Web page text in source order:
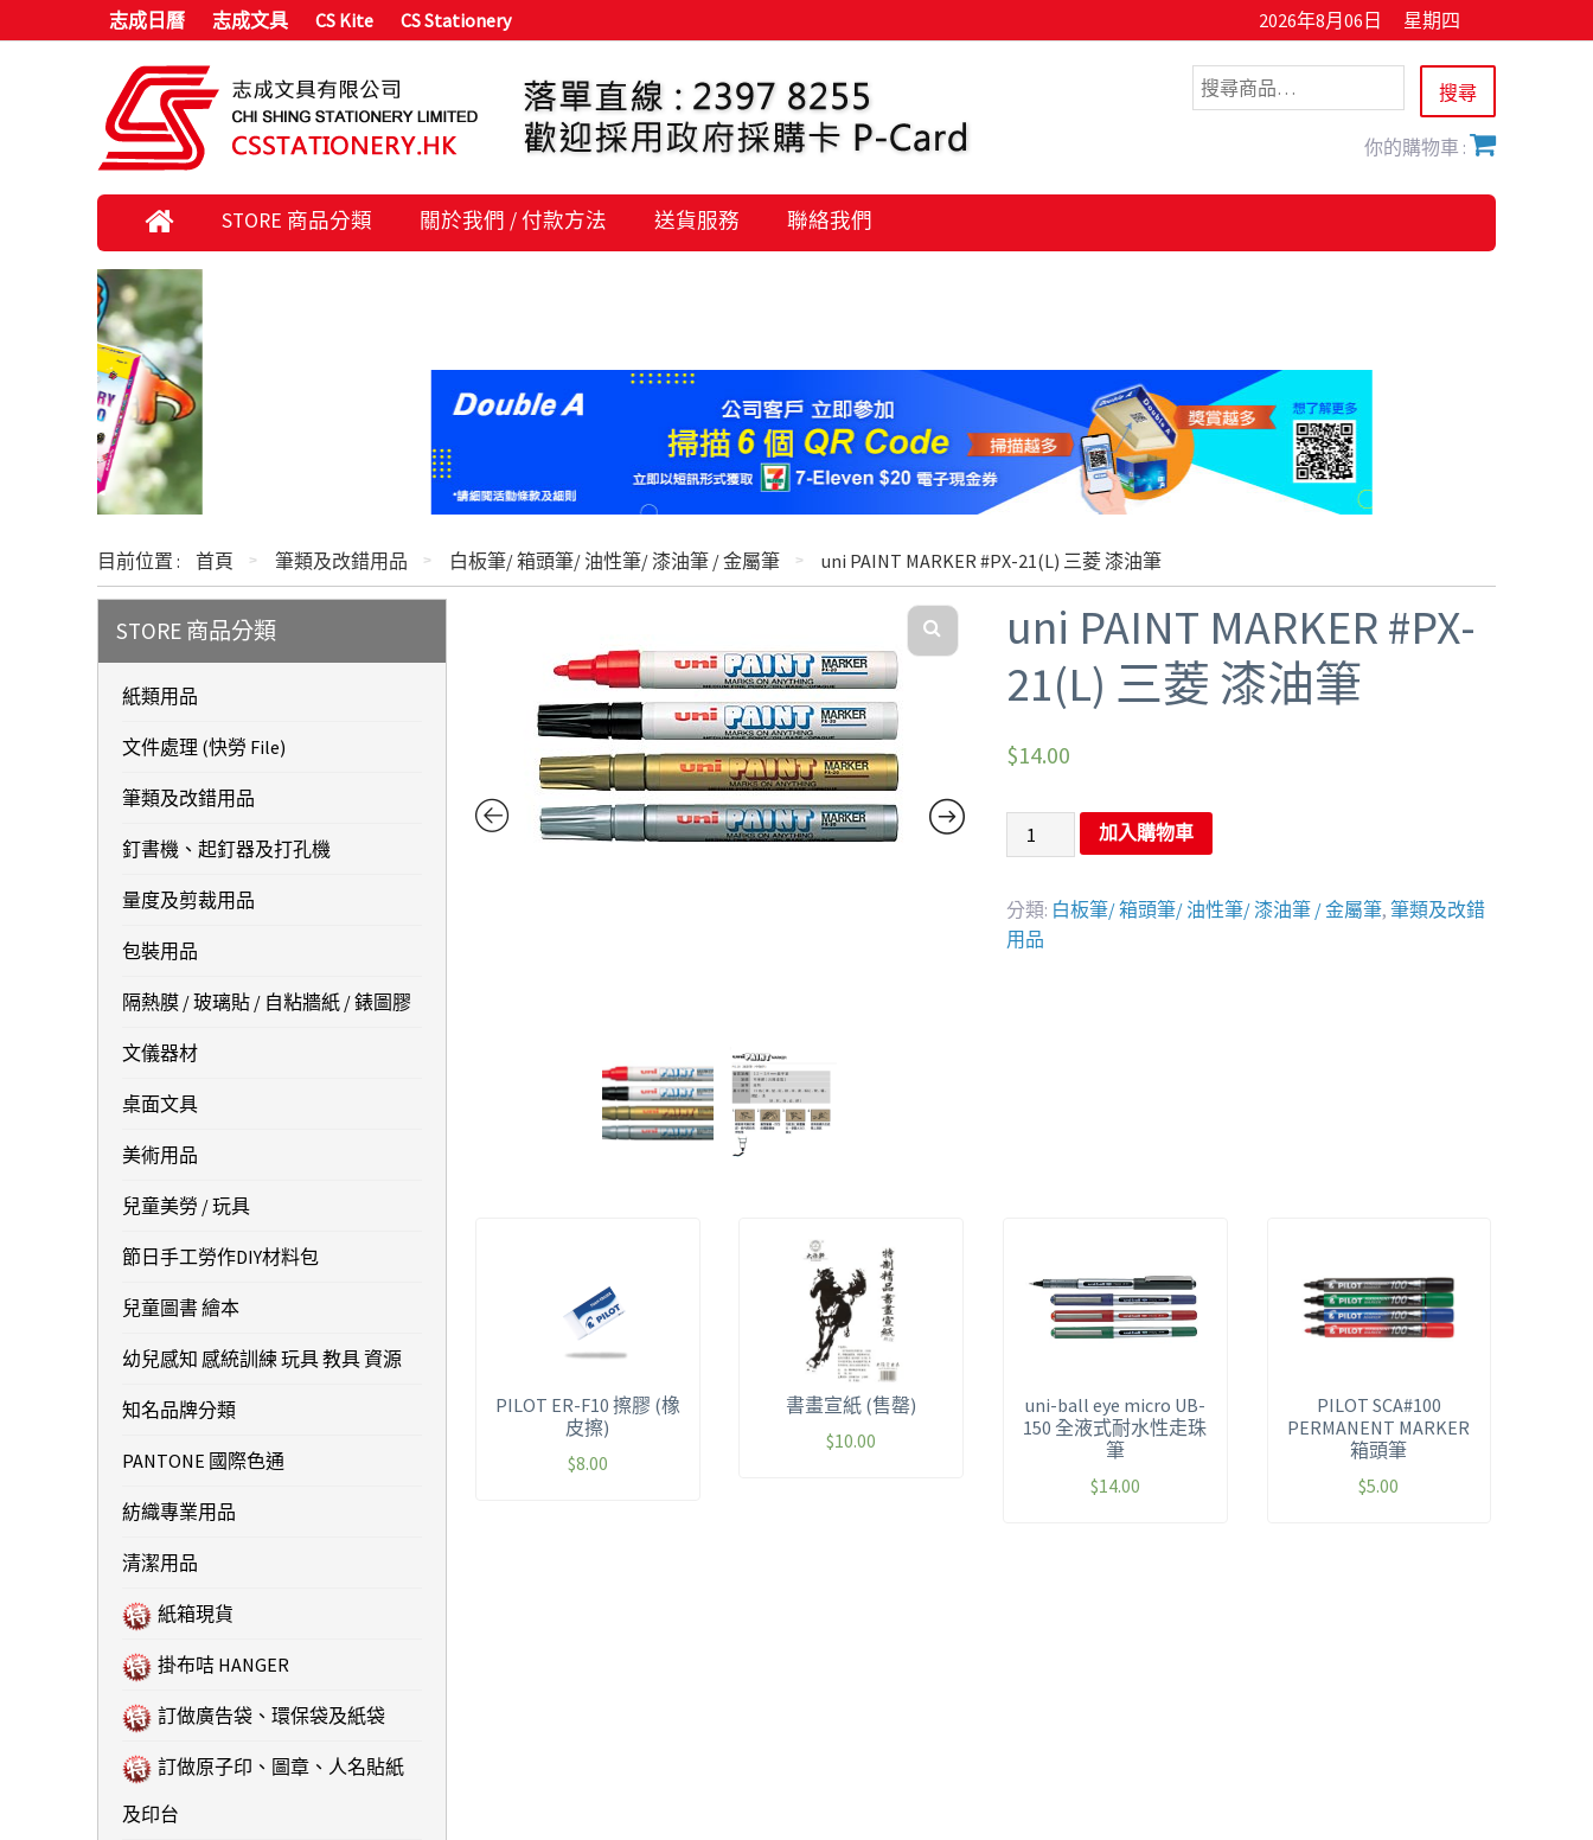
志成日曆 志成文具 CS Kite CS Stationery 2026年8月06日 星期四
你的購物車 :
STORE 商品分類 關於我們 / 付款方法 送貨服務 聯絡我們
目前位置 : 首頁 筆類及改錯用品 白板筆/ 箱頭筆/ 油性筆/ 漆油筆 / 金屬筆 uni PAINT MARKER #PX-21(L) 三菱 漆油筆
uni PAINT MARKER #PX-
21(L) 三菱 漆油筆
$14.00
加入購物車
分類: 白板筆/ 箱頭筆/ 油性筆/ 漆油筆 / 金屬筆, 筆類及改錯
用品
PILOT ER-F10 擦膠 (橡
皮擦)
$8.00
書畫宣紙 (售罄)
$10.00
uni-ball eye micro UB-
150 全液式耐水性走珠
筆
$14.00
PILOT SCA#100
PERMANENT MARKER
箱頭筆
$5.00
STORE 商品分類
紙類用品
文件處理 (快勞 File)
筆類及改錯用品
釘書機、起釘器及打孔機
量度及剪裁用品
包裝用品
隔熱膜 / 玻璃貼 / 自粘牆紙 / 錶圖膠
文儀器材
桌面文具
美術用品
兒童美勞 / 玩具
節日手工勞作DIY材料包
兒童圖書 繪本
幼兒感知 感統訓練 玩具 教具 資源
知名品牌分類
PANTONE 國際色通
紡織專業用品
清潔用品
紙箱現貨
掛布咭 HANGER
訂做廣告袋、環保袋及紙袋
訂做原子印、圖章、人名貼紙
及印台